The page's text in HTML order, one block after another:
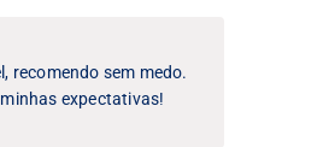
recomendo sem medo.
expectativas!